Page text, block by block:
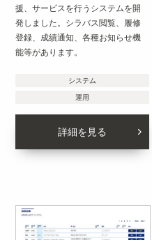
援、サービスを行うシステムを開
発しました。シラバス閲覧、履修
登録、成績通知、各種お知らせ機
能等があります。
システム
運用
詳細を見る